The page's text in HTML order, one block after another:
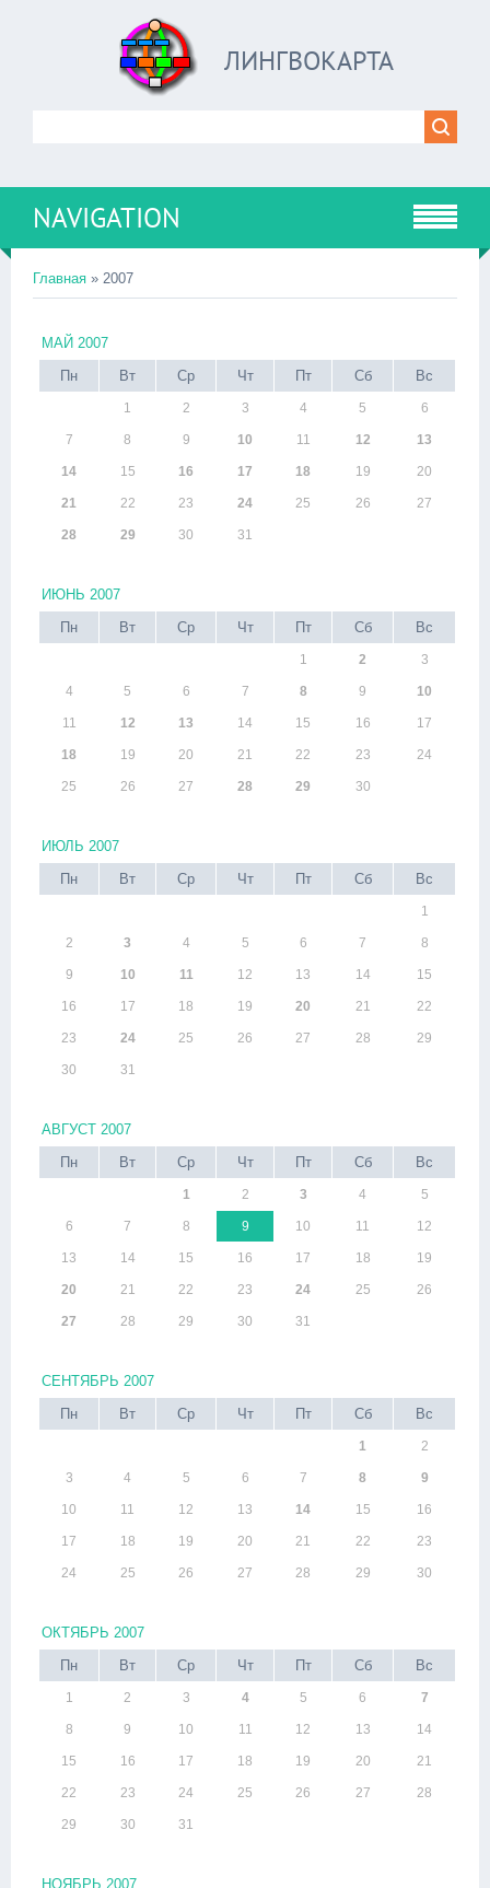
ЛИНГВОКАРТА
NAVIGATION
Главная » 2007
МАЙ 2007
Пн
Вт Ср Чт Пт Сб Вс
1 2 3 4 5 6
7 8 9 10 11 12 13
14 15 16 17 18 19 20
21 22 23 24 25 26 27
28 29 30 31
ИЮНЬ 2007
Пн
Вт Ср Чт Пт Сб Вс
1 2 3
4 5 6 7 8 9 10
11 12 13 14 15 16 17
18 19 20 21 22 23 24
25 26 27 28 29 30
ИЮЛЬ 2007
Пн
Вт Ср Чт Пт Сб Вс
1
2 3 4 5 6 7 8
9 10 11 12 13 14 15
16 17 18 19 20 21 22
23 24 25 26 27 28 29
30 31
АВГУСТ 2007
Пн
Вт Ср Чт Пт Сб Вс
1 2 3 4 5
6 7 8 9 10 11 12
13 14 15 16 17 18 19
20 21 22 23 24 25 26
27 28 29 30 31
СЕНТЯБРЬ 2007
Пн
Вт Ср Чт Пт Сб Вс
1 2
3 4 5 6 7 8 9
10 11 12 13 14 15 16
17 18 19 20 21 22 23
24 25 26 27 28 29 30
ОКТЯБРЬ 2007
Пн
Вт Ср Чт Пт Сб Вс
1 2 3 4 5 6 7
8 9 10 11 12 13 14
15 16 17 18 19 20 21
22 23 24 25 26 27 28
29 30 31
НОЯБРЬ 2007